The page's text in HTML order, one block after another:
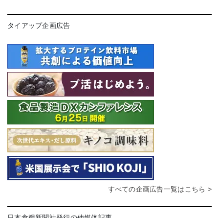
タイアップ企画広告
すべての企画広告一覧はこちら >